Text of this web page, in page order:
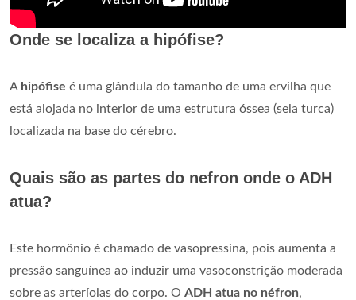
Onde se localiza a hipófise?
A hipófise é uma glândula do tamanho de uma ervilha que
está alojada no interior de uma estrutura óssea (sela turca)
localizada na base do cérebro.
Quais são as partes do nefron onde o ADH
atua?
Este hormônio é chamado de vasopressina, pois aumenta a
pressão sanguínea ao induzir uma vasoconstrição moderada
sobre as arteríolas do corpo. O ADH atua no néfron,